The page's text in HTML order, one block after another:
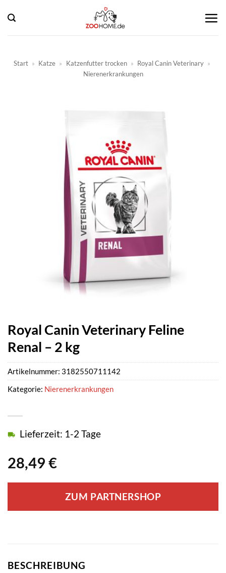
Inhalt
springen
Start » Katze » Katzenfutter trocken » Royal Canin Veterinary »
Nierenerkrankungen
Royal Canin Veterinary Feline
Renal – 2 kg
28,49 €
Lieferzeit: 1-2 Tage
ZUM PARTNERSHOP
Artikelnummer: 3182550711142
Kategorie: Nierenerkrankungen
BESCHREIBUNG